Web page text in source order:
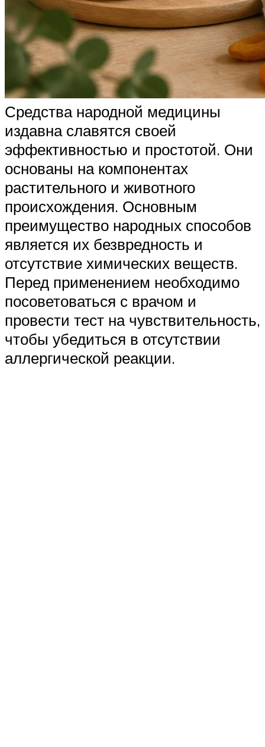
Средства народной медицины
издавна славятся своей
эффективностью и простотой. Они
основаны на компонентах
растительного и животного
происхождения. Основным
преимущество народных способов
является их безвредность и
отсутствие химических веществ.
Перед применением необходимо
посоветоваться с врачом и
провести тест на чувствительность,
чтобы убедиться в отсутствии
аллергической реакции.